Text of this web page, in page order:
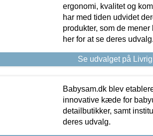
ergonomi, kvalitet og
har med tiden udvidet
produkter, som de
her for at se deres udvalg.
Se udvalget på
Babysam.dk blev
innovative kæde for
detailbutikker, samt
deres udvalg.